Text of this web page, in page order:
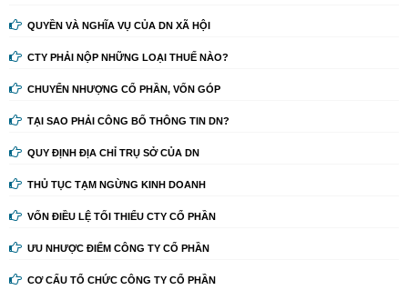
QUYỀN VÀ NGHĨA VỤ CỦA DN XÃ HỘI
CTY PHẢI NỘP NHỮNG LOẠI THUẾ NÀO?
CHUYỂN NHƯỢNG CỔ PHẦN, VỐN GÓP
TẠI SAO PHẢI CÔNG BỐ THÔNG TIN DN?
QUY ĐỊNH ĐỊA CHỈ TRỤ SỞ CỦA DN
THỦ TỤC TẠM NGỪNG KINH DOANH
VỐN ĐIỀU LỆ TỐI THIỂU CTY CỔ PHẦN
ƯU NHƯỢC ĐIỂM CÔNG TY CỔ PHẦN
CƠ CẤU TỔ CHỨC CÔNG TY CỔ PHẦN